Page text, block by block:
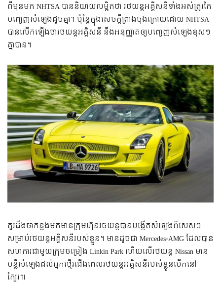
ពី​មុន​មក​ NHTSA បាន​​និយាយ​លម្អិត​ថា​ រថយន្ត​អគ្គិសនី​ទាំង​អស់​ត្រូវ​តែ​
បញ្ចេញ​សំឡេង​ដូច​គ្នា។ ប៉ុន្តែ​​ក្នុង​សេចក្ដី​ព្រាង​ចុង​ក្រោយ​ដោយ NHTSA
បាន​​លើក​ឡើង​ថា​រថយន្ត​អគ្គិសនី នឹង​អនុញ្ញាត​ឲ្យ​បញ្ចេញ​សំឡេង​ខុសៗ​
គ្នា​បាន។
គួរ​ដឹង​​ថា​កន្លង​មក​​មាន​ក្រុមហ៊ុន​រថយន្ត​បាន​បង្កើត​សំឡេង​ពិសេសៗ​
សម្រាប់​រថយន្ត​អគ្គិសនី​របស់​ខ្លួន។ មាន​ដូច​ជា​ Mercedes-AMG ដែល​បាន​
សហការ​ជា​មួយ​ក្រុម​ចម្រៀង Linkin Park ហើយ​លើ​រថយន្ត​ Nissan មាន​
បន្លឺ​សំឡេង​ដល់​អ្នក​ថ្មើរជើង​ពេល​រថយន្ត​អគ្គិសនី​របស់​ខ្លួន​បើក​នៅ​
ក្បែរ៕